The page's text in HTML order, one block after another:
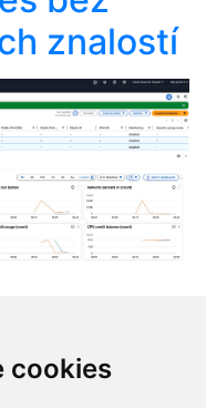
cookies
znalostí